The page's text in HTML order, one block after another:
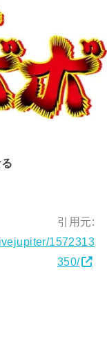
引用元:
1572313
350/